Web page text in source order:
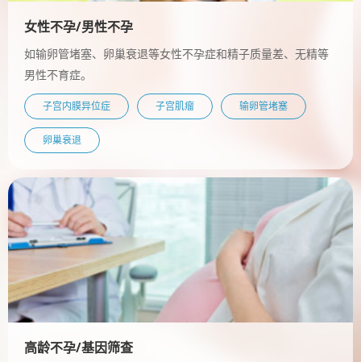
女性不孕/男性不孕
如输卵管堵塞、卵巢衰退等女性不孕症和精子质量差、无精等
男性不育症。
子宫内膜异位症 子宫肌瘤 输卵管堵塞
卵巢衰退
高龄不孕/基因筛查